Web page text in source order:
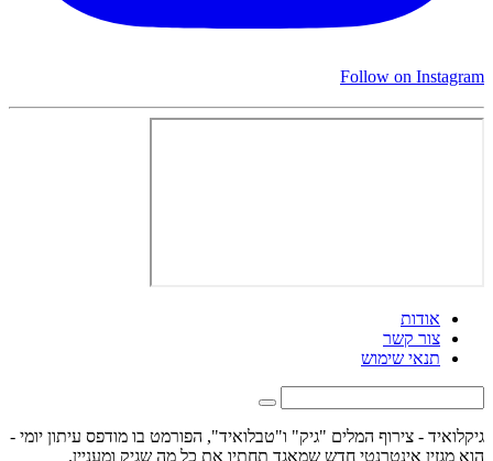
Follow on Instagram
אודות
צור קשר
תנאי שימוש
גיקלואיד - צירוף המלים "גיק" ו"טבלואיד", הפורמט בו מודפס עיתון יומי -
הוא מגזין אינטרנטי חדש שמאגד תחתיו את כל מה שגיק ומעניין.